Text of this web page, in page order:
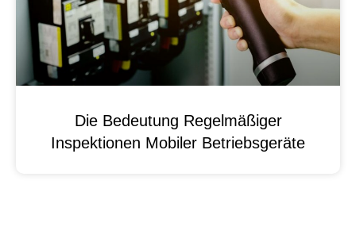
Die Bedeutung Regelmäßiger
Inspektionen Mobiler Betriebsgeräte